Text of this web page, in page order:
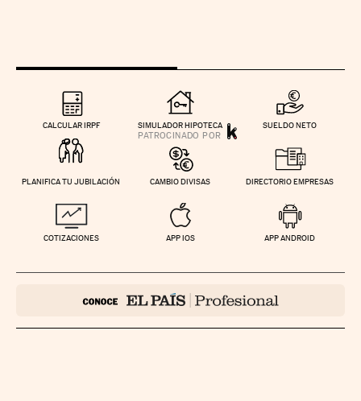
CALCULAR IRPF SIMULADOR HIPOTECA SUELDO NETO
PLANIFICA TU JUBILACIÓN CAMBIO DIVISAS DIRECTORIO EMPRESAS
COTIZACIONES APP IOS APP ANDROID